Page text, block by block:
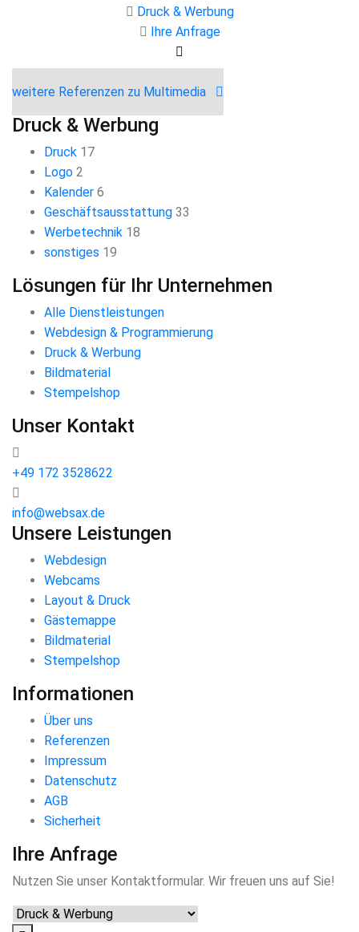
Druck & Werbung
Ihre Anfrage
weitere Referenzen zu Multimedia
Druck & Werbung
Druck 17
Logo 2
Kalender 6
Geschäftsausstattung 33
Werbetechnik 18
sonstiges 19
Lösungen für Ihr Unternehmen
Alle Dienstleistungen
Webdesign & Programmierung
Druck & Werbung
Bildmaterial
Stempelshop
Unser Kontakt
+49 172 3528622
info@websax.de
Unsere Leistungen
Webdesign
Webcams
Layout & Druck
Gästemappe
Bildmaterial
Stempelshop
Informationen
Über uns
Referenzen
Impressum
Datenschutz
AGB
Sicherheit
Ihre Anfrage
Nutzen Sie unser Kontaktformular. Wir freuen uns auf Sie!